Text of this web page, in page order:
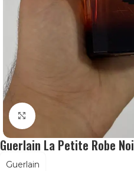
Agrandir
Guerlain La Petite Robe
Guerlain